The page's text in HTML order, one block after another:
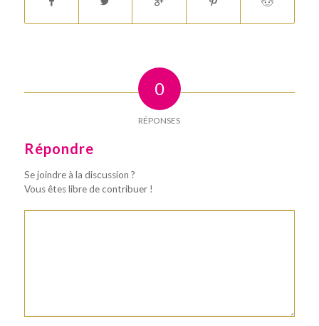
0
RÉPONSES
Répondre
Se joindre à la discussion ?
Vous êtes libre de contribuer !